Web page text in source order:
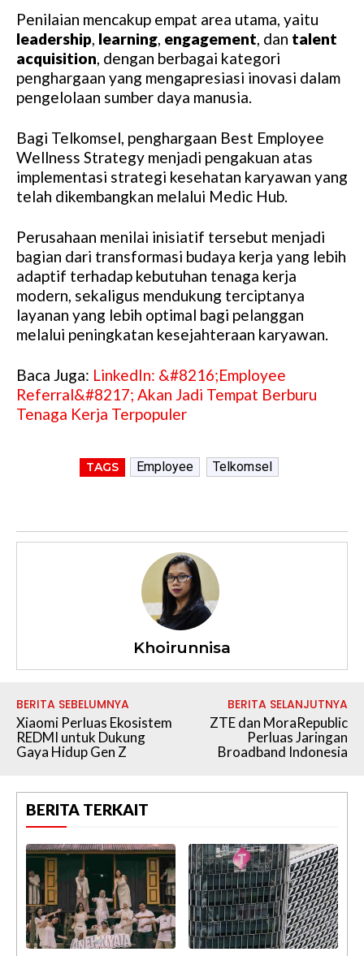
Penilaian mencakup empat area utama, yaitu
leadership, learning, engagement, dan talent
acquisition, dengan berbagai kategori
penghargaan yang mengapresiasi inovasi dalam
pengelolaan sumber daya manusia.
Bagi Telkomsel, penghargaan Best Employee
Wellness Strategy menjadi pengakuan atas
implementasi strategi kesehatan karyawan yang
telah dikembangkan melalui Medic Hub.
Perusahaan menilai inisiatif tersebut menjadi
bagian dari transformasi budaya kerja yang lebih
adaptif terhadap kebutuhan tenaga kerja
modern, sekaligus mendukung terciptanya
layanan yang lebih optimal bagi pelanggan
melalui peningkatan kesejahteraan karyawan.
Baca Juga: LinkedIn: &#8216;Employee
Referral&#8217; Akan Jadi Tempat Berburu
Tenaga Kerja Terpopuler
TAGS Employee Telkomsel
Khoirunnisa
BERITA SEBELUMNYA
Xiaomi Perluas Ekosistem
REDMI untuk Dukung
Gaya Hidup Gen Z
BERITA SELANJUTNYA
ZTE dan MoraRepublic
Perluas Jaringan
Broadband Indonesia
BERITA TERKAIT